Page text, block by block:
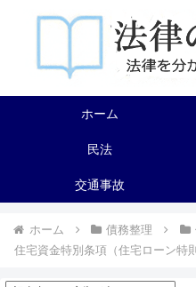
ホーム
民法
交通事故
ホーム 債務整理
住宅資金特別条項（住宅ローン特則